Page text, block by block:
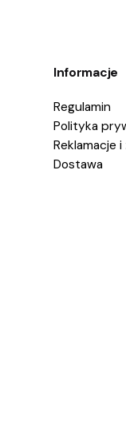
Informacje
Regulamin
Polityka
Reklamacje
Dostawa